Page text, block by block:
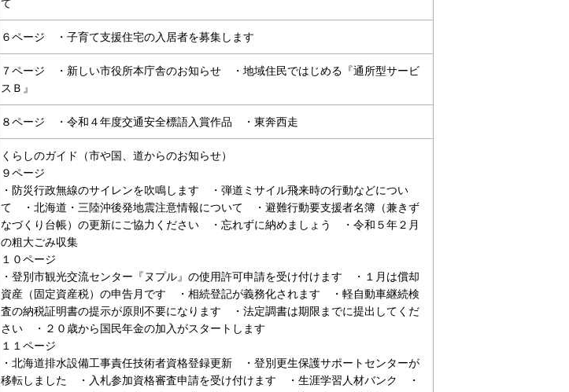
て
６ページ ・子育て支援住宅の入居者を募集します
７ページ ・新しい市役所本庁舎のお知らせ ・地域住民ではじめる『通所型サービ
スＢ』
８ページ ・令和４年度交通安全標語入賞作品 ・東奔西走
くらしのガイド（市や国、道からのお知らせ）
９ページ
・防災行政無線のサイレンを吹鳴します ・弾道ミサイル飛来時の行動などについ
て ・北海道・三陸沖後発地震注意情報について ・避難行動要支援者名簿（兼きず
なづくり台帳）の更新にご協力ください ・忘れずに納めましょう ・令和５年２月
の粗大ごみ収集
１０ページ
・登別市観光交流センター『ヌプル』の使用許可申請を受け付けます ・１月は償却
資産（固定資産税）の申告月です ・相続登記が義務化されます ・軽自動車継続検
査の納税証明書の提示が原則不要になります ・法定調書は期限までに提出してくだ
さい ・２０歳から国民年金の加入がスタートします
１１ページ
・北海道排水設備工事責任技術者資格登録更新 ・登別更生保護サポートセンターが
移転しました ・入札参加資格審査申請を受け付けます ・生涯学習人材バンク ・